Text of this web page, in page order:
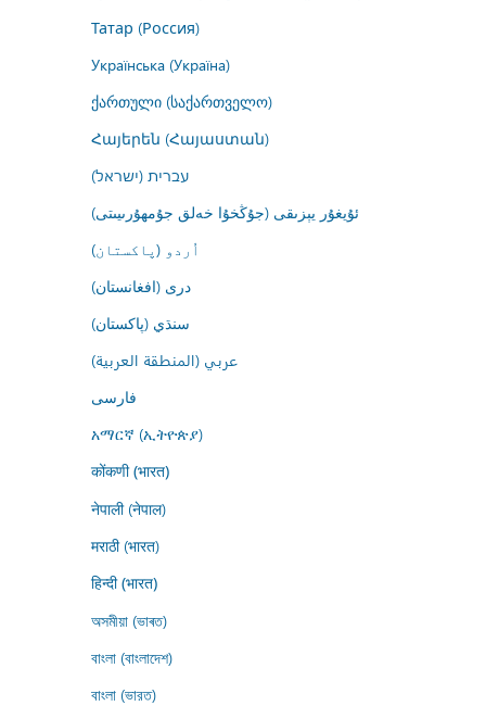
Татар (Россия)
Українська (Україна)
ქართული (საქართველო)
Հայերեն (Հայաստան)
עברית (ישראל)
ئۇيغۇر يېزىقى (جۇڭخۇا خەلق جۇمھۇرىيىتى)
اُردو (پاکستان)
درى (افغانستان)
سنڌي (پاکستان)
عربي (المنطقة العربية)
فارسى
አማርኛ (ኢትዮጵያ)
कोंकणी (भारत)
नेपाली (नेपाल)
मराठी (भारत)
हिन्दी (भारत)
অসমীয়া (ভাৰত)
বাংলা (বাংলাদেশ)
বাংলা (ভারত)